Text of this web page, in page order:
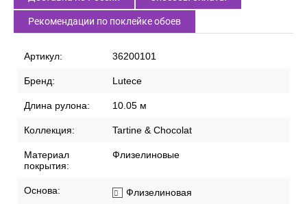
Рекомендации по поклейке обоев
Артикул: 36200101
Бренд: Lutece
Длина рулона: 10.05 м
Коллекция: Tartine & Chocolat
Материал
покрытия:
Флизелиновые
Основа: Флизелиновая